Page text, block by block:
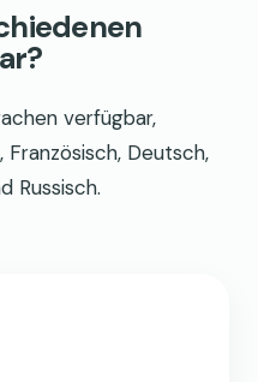
verfügbar,
Französisch, Deutsch,
Russisch.